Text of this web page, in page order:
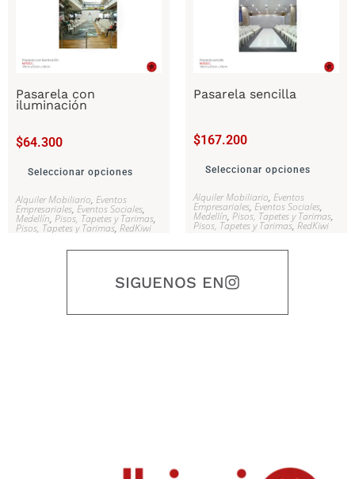
Pasarela con
iluminación
$64.300
Seleccionar opciones
Alquiler Mobiliario, Eventos
Empresariales, Eventos Sociales,
Medellín, Pisos, Tapetes y Tarimas,
Pisos, Tapetes y Tarimas, RedKiwi
Pasarela sencilla
$167.200
Seleccionar opciones
Alquiler Mobiliario, Eventos
Empresariales, Eventos Sociales,
Medellín, Pisos, Tapetes y Tarimas,
Pisos, Tapetes y Tarimas, RedKiwi
SIGUENOS EN